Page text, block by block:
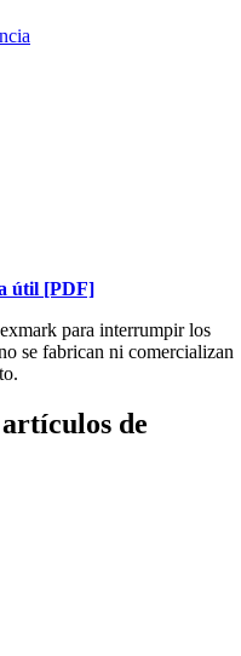
útil [PDF]
para interrumpir los
se fabrican ni comercializan
de